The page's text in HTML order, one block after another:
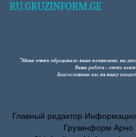
RU.GRUZINFORM.GE
Главный редактор
Грузинформ Арно